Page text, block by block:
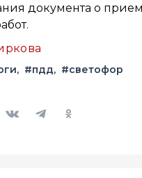
документа о
#пдд #светофор